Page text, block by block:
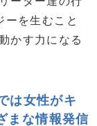
を生むこと
かす力になる
は女性がキ
まな情報発信